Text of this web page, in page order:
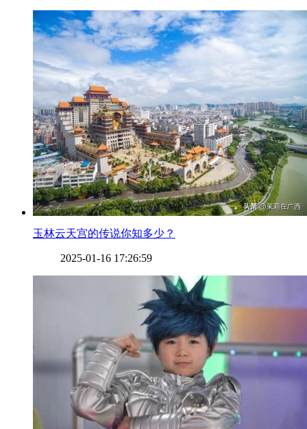
​玉林云天宫的传说你知多少？
2025-01-16 17:26:59